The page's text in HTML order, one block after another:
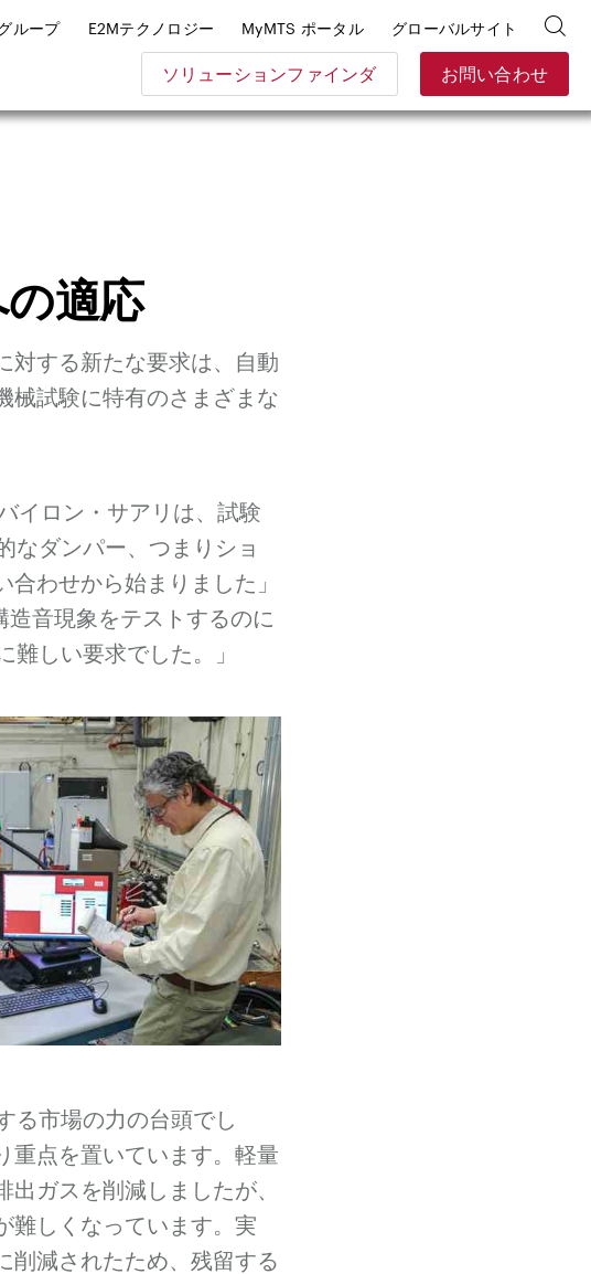
ソリューションファインダ お問い合わせ
ループ E2Mテクノロジー MyMTS ポータル グローバルサイト
適応
対する新たな要求は、自動
械試験に特有のさまざまな
イロン・サアリは、試験
なダンパー、つまりショ
わせから始まりました」
音現象をテストするのに
しい要求でした。」
る市場の力の台頭でし
重点を置いています。軽量
ガスを削減しましたが、
難しくなっています。実
削減されたため、残留する